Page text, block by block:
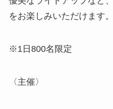
をお楽しみいただけます。
※1日800名限定
〈主催〉